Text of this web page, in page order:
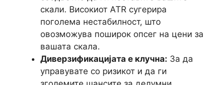
скали. Високиот ATR сугерира
поголема нестабилност, што
овозможува поширок опсег на цени за
вашата скала.
Диверзификацијата е клучна: За да
управувате со ризикот и да ги